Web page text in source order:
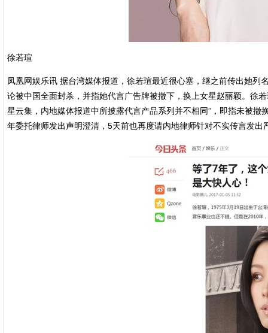
徐若瑄
凤凰网娱乐讯 据台湾媒体报道，徐若瑄最近很心塞，继之前传出她
论被中国全面封杀，并指她代言广告牌被撤下，换上女星赵丽颖。徐
星云集，内地媒体报道中所披露代言产品系列并不相同”，即指未被
年委托律师发出声明澄清，5天前也再度请内地律师针对不实传言发